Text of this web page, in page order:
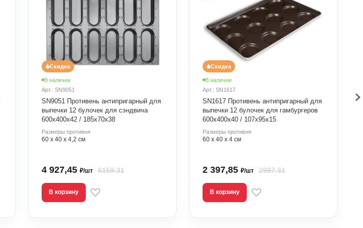
Скидка
В наличии
Арт.: SN9051
SN9051 Противень антипригарный для
выпечки 12 булочек для сэндвича
600х400х42 / 185х70х38
Размеры противня
60 х 40 х 4,2 см
4 927,45 ₽/шт 6159.31
В корзину
Скидка
В наличии
Арт.: SN1617
SN1617 Противень антипригарный для
выпечки 12 булочек для гамбургеров
600х400х40 / 107х95х15
Размеры противня
60 х 40 х 4 см
2 397,85 ₽/шт 2997.31
В корзину